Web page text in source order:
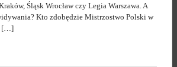
Śląsk Wrocław czy Legia Warszawa. A
Kto zdobędzie Mistrzostwo Polski w
[…]